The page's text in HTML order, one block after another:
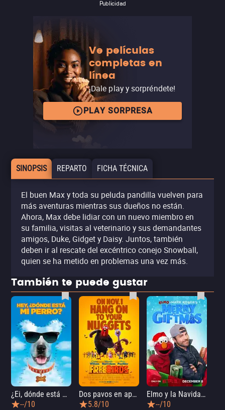
Publicidad
Ve películas
completas en
línea
¡Dale play y sorpréndete!
PLAY SORPRESA
SINOPSIS REPARTO FICHA TÉCNICA
El buen Max y toda su peluda pandilla vuelven para
más aventuras mientras sus dueños no están.
Ahora, Max debe lidiar con un nuevo miembro en
su familia, visitas al veterinario y sus demandantes
amigos, Duke, Gidget y Daisy. Juntos, también
deben ir al rescate del excéntrico conejo Snowball,
quien se ha metido en problemas una vez más.
También te puede gustar
¿Ei, dónde está mi perro?
--/10
Dos pavos en apuros
5.8/10
Elmo y la Navidad mágica de Mark Rober
--/10